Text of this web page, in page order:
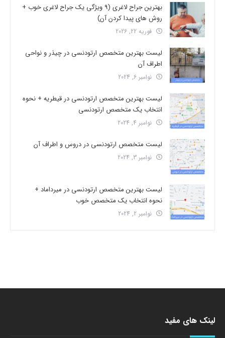
بهترین جراح لاغری (9 ویژگی یک جراح لاغری خوب +
روش های پیدا کردن آن)
فوریه 22, 2026
لیست بهترین متخصص ارتودنسی در چیذر و نواحی
اطراف آن
نوامبر 6, 2024
لیست بهترین متخصص ارتودنسی در قیطریه + نحوه
انتخاب یک متخصص ارتودنسی
نوامبر 4, 2024
لیست متخصص ارتودنسی در دروس و اطراف آن
نوامبر 3, 2024
لیست بهترین متخصص ارتودنسی در میرداماد +
نحوه انتخاب یک متخصص خوب
نوامبر 2, 2024
لینک های مفید